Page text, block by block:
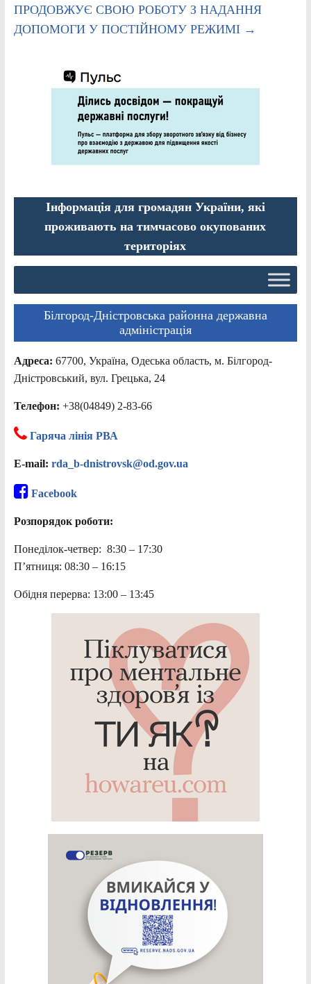
ПРОДОВЖУЄ СВОЮ РОБОТУ З НАДАННЯ
ДОПОМОГИ У ПОСТІЙНОМУ РЕЖИМІ →
Інформація для громадян України, які
проживають на тимчасово окупованих
територіях
Білгород-Дністровська районна державна
адміністрація
Адреса: 67700, Україна, Одеська область, м. Білгород-
Дністровський, вул. Грецька, 24
Телефон: +38(04849) 2-83-66
Гаряча лінія РВА
E-mail: rda_b-dnistrovsk@od.gov.ua
Facebook
Розпорядок роботи:
Понеділок-четвер: 8:30 – 17:30
П’ятниця: 08:30 – 16:15
Обідня перерва: 13:00 – 13:45